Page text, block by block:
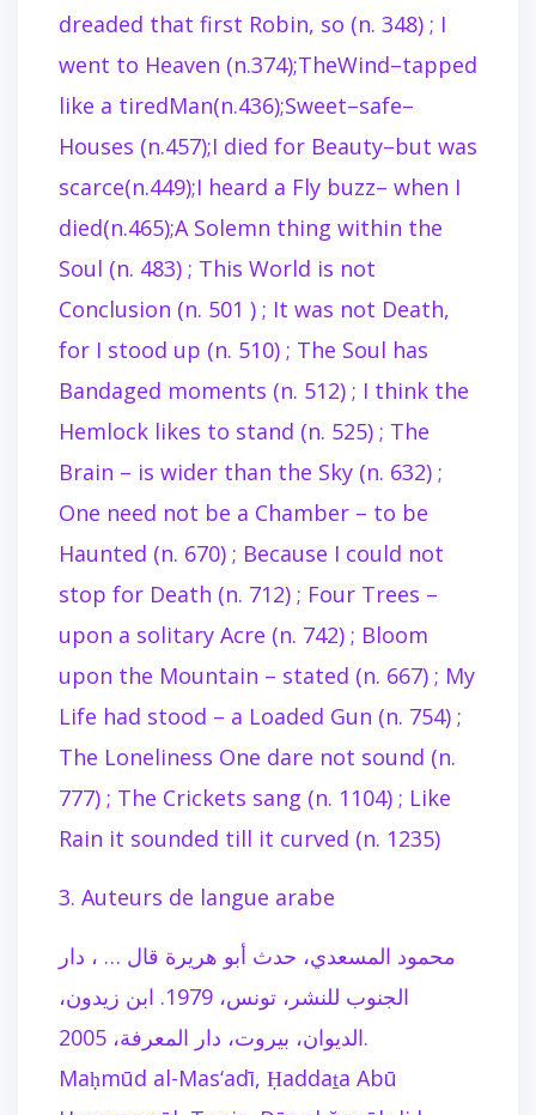
dreaded that first Robin, so (n. 348) ; I
went to Heaven (n.374);TheWind–tapped
like a tiredMan(n.436);Sweet–safe–
Houses (n.457);I died for Beauty–but was
scarce(n.449);I heard a Fly buzz– when I
died(n.465);A Solemn thing within the
Soul (n. 483) ; This World is not
Conclusion (n. 501 ) ; It was not Death,
for I stood up (n. 510) ; The Soul has
Bandaged moments (n. 512) ; I think the
Hemlock likes to stand (n. 525) ; The
Brain – is wider than the Sky (n. 632) ;
One need not be a Chamber – to be
Haunted (n. 670) ; Because I could not
stop for Death (n. 712) ; Four Trees –
upon a solitary Acre (n. 742) ; Bloom
upon the Mountain – stated (n. 667) ; My
Life had stood – a Loaded Gun (n. 754) ;
The Loneliness One dare not sound (n.
777) ; The Crickets sang (n. 1104) ; Like
Rain it sounded till it curved (n. 1235)
3. Auteurs de langue arabe
محمود المسعدي، حدث أبو هريرة قال … ، دار
الجنوب للنشر، تونس، 1979. ابن زيدون،
الديوان، بيروت، دار المعرفة، 2005.
Maḥmūd al-Mas‘adī, Ḥaddaṯa Abū